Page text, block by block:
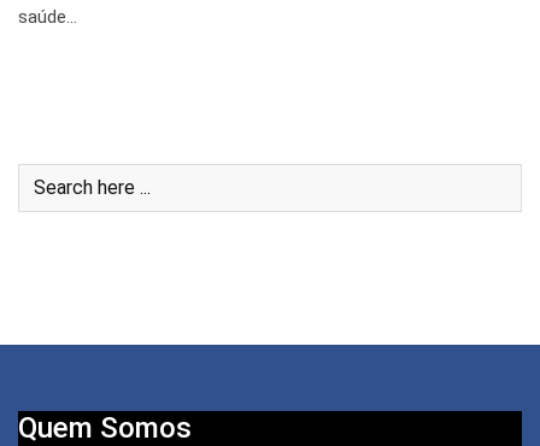
saúde…
Quem Somos